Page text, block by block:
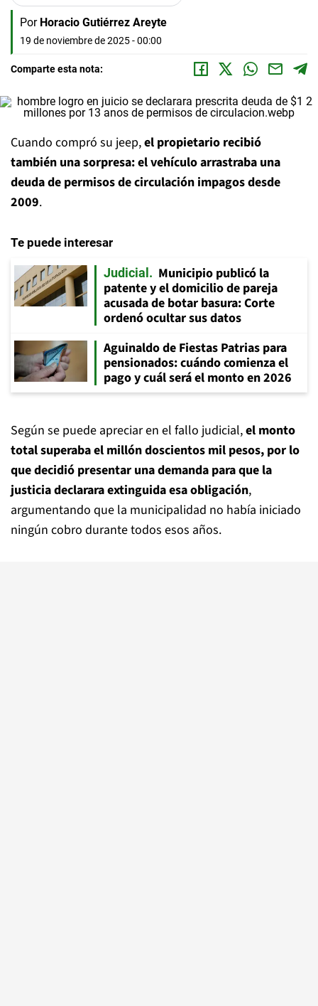
Por Horacio Gutiérrez Areyte
19 de noviembre de 2025 - 00:00
Comparte esta nota:
Cuando compró su jeep,el propietario recibió
también una sorpresa: el vehículo arrastraba una
deuda de permisos de circulación impagos desde
2009.
Te puede interesar
Judicial
Municipio publicó la
patente y el domicilio de pareja
acusada de botar basura: Corte
ordenó ocultar sus datos
Aguinaldo de Fiestas Patrias para
pensionados: cuándo comienza el
pago y cuál será el monto en 2026
Según se puede apreciar en el fallo judicial,el monto
total superaba el millón doscientos mil pesos, por lo
que decidió presentar una demanda para que la
justicia declarara extinguida esa obligación,
argumentando que la municipalidad no había iniciado
ningún cobro durante todos esos años.